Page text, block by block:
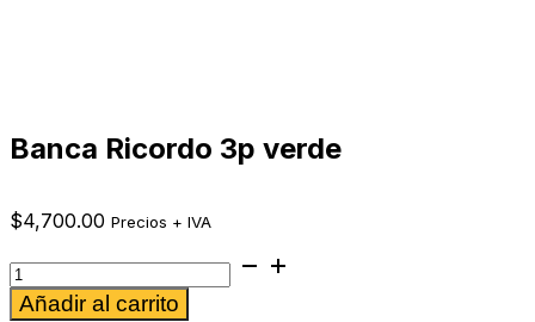
Banca Ricordo 3p verde
$4,700.00 Precios + IVA
Banca
Ricordo
3p
Añadir al carrito